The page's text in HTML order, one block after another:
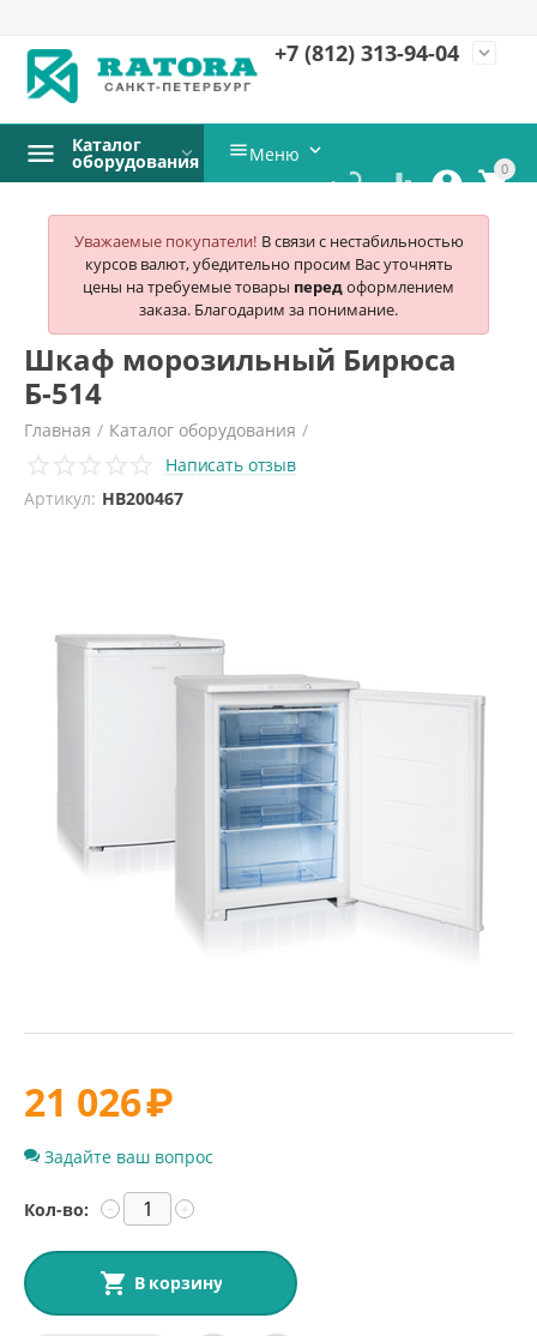
+7 (812) 313-94-04 expand_more
0


 
Каталог
оборудования Меню 
Уважаемые покупатели! В связи с нестабильностью
курсов валют, убедительно просим Вас уточнять
цены на требуемые товары передоформлением
заказа. Благодарим за понимание.
Шкаф морозильный Бирюса
Б-514
Главная / Каталог оборудования /
Холодильное и морозильное оборудование
Шкафы морозильные
Написать отзыв
Артикул: HB200467
21 026₽
Задайте ваш вопрос
Кол-во: +
−
В корзину